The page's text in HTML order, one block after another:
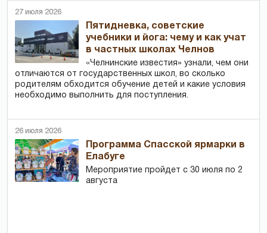
27 июля 2026
Пятидневка, советские
учебники и йога: чему и как учат
в частных школах Челнов
«Челнинские известия» узнали, чем они
отличаются от государственных школ, во сколько
родителям обходится обучение детей и какие условия
необходимо выполнить для поступления.
26 июля 2026
Программа Спасской ярмарки в
Елабуге
Мероприятие пройдет с 30 июля по 2
августа